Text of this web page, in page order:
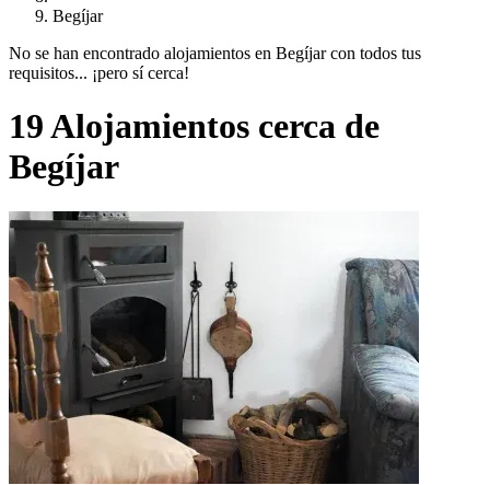
Begíjar
No se han encontrado alojamientos en Begíjar con todos tus
requisitos... ¡pero sí cerca!
19 Alojamientos cerca de
Begíjar